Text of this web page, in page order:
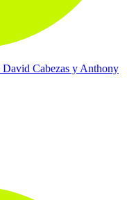
Cabezas y Anthony